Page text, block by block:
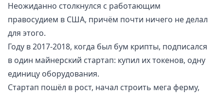
Неожиданно столкнулся с работающим
правосудием в США, причём почти ничего не делал
для этого.
Году в 2017-2018, когда был бум крипты, подписался
в один майнерский стартап: купил их токенов, одну
единицу оборудования.
Стартап пошёл в рост, начал строить мега ферму,